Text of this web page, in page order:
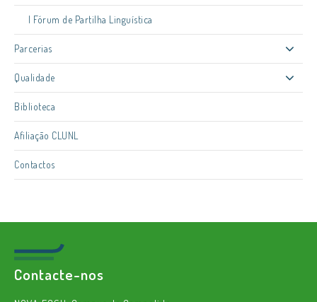
I Fórum de Partilha Linguística
Parcerias
Qualidade
Biblioteca
Afiliação CLUNL
Contactos
Contacte-nos